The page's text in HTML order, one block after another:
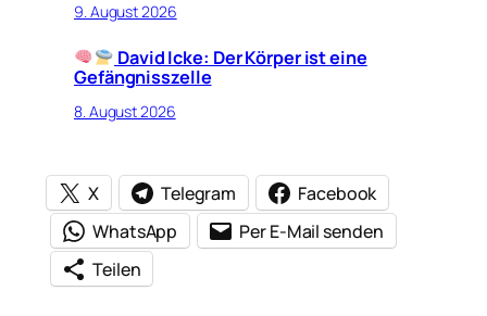
9. August 2026
David Icke: Der Körper ist eine
Gefängnisszelle
8. August 2026
X Telegram
Facebook
WhatsApp
Per E-Mail senden
Teilen